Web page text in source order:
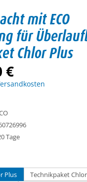
mit ECO
für
Chlor Plus
€
Tage
Plus
Technikpaket Chlor